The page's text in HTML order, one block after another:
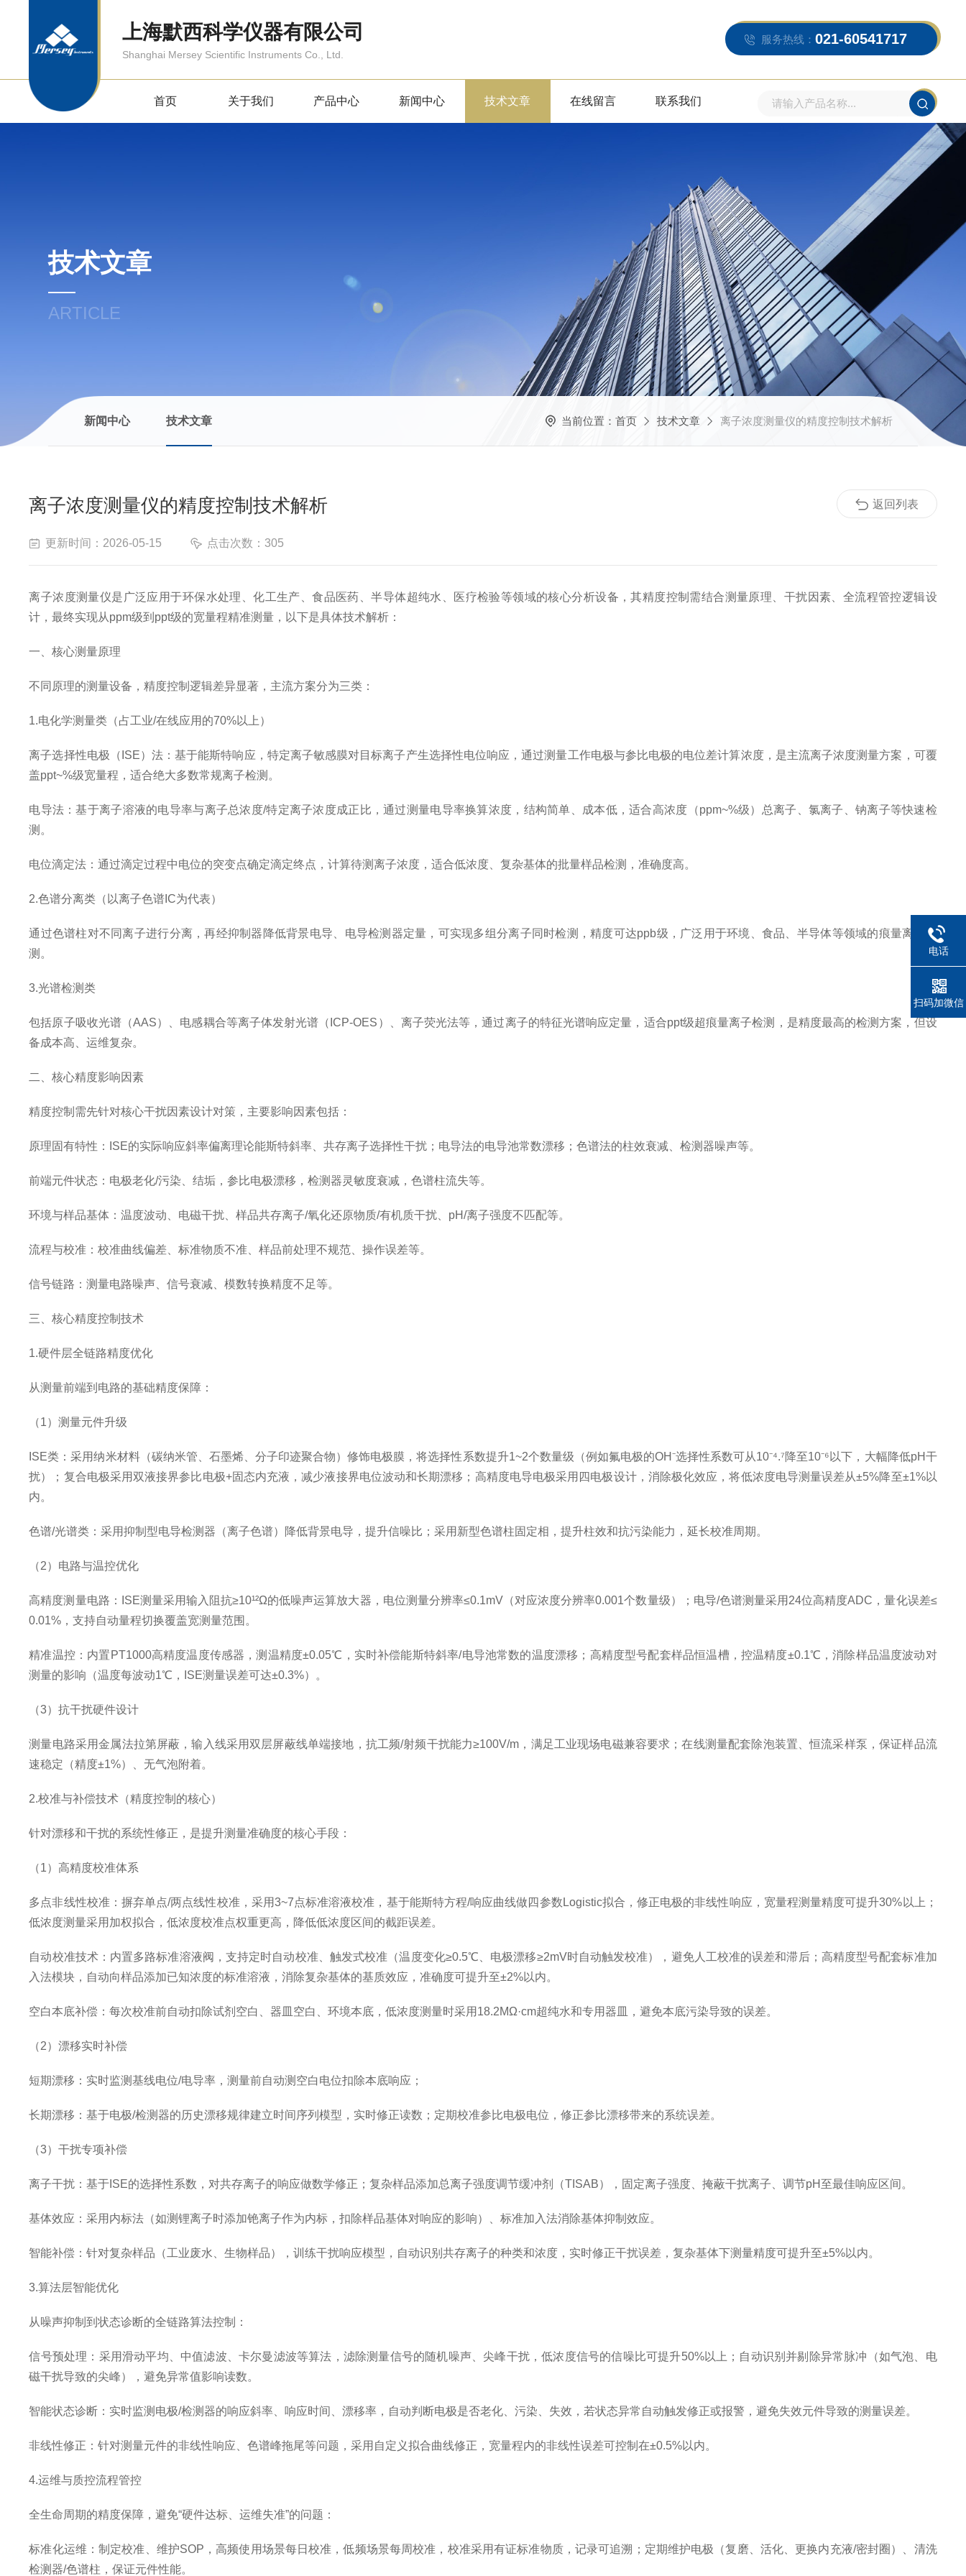
上海默西科学仪器有限公司
Shanghai Mersey Scientific Instruments Co., Ltd.
服务热线： 021-60541717
首页 关于我们 产品中心 新闻中心 技术文章 在线留言 联系我们
技术文章
ARTICLE
新闻中心 技术文章 当前位置： 首页 技术文章 离子浓度测量仪的精度控制技术解析
离子浓度测量仪的精度控制技术解析
更新时间：2026-05-15 点击次数：305
离子浓度测量仪是广泛应用于环保水处理、化工生产、食品医药、半导体超纯水、医疗检验等领域的核心分析设备，其精度控制需结合测量原理、干扰因素、全流程管控逻辑设
计，最终实现从ppm级到ppt级的宽量程精准测量，以下是具体技术解析：
一、核心测量原理
不同原理的测量设备，精度控制逻辑差异显著，主流方案分为三类：
1.电化学测量类（占工业/在线应用的70%以上）
离子选择性电极（ISE）法：基于能斯特响应，特定离子敏感膜对目标离子产生选择性电位响应，通过测量工作电极与参比电极的电位差计算浓度，是主流离子浓度测量方案，可覆
盖ppt~%级宽量程，适合绝大多数常规离子检测。
电导法：基于离子溶液的电导率与离子总浓度/特定离子浓度成正比，通过测量电导率换算浓度，结构简单、成本低，适合高浓度（ppm~%级）总离子、氯离子、钠离子等快速检
测。
电位滴定法：通过滴定过程中电位的突变点确定滴定终点，计算待测离子浓度，适合低浓度、复杂基体的批量样品检测，准确度高。
2.色谱分离类（以离子色谱IC为代表）
通过色谱柱对不同离子进行分离，再经抑制器降低背景电导、电导检测器定量，可实现多组分离子同时检测，精度可达ppb级，广泛用于环境、食品、半导体等领域的痕量离子检
测。
3.光谱检测类
包括原子吸收光谱（AAS）、电感耦合等离子体发射光谱（ICP-OES）、离子荧光法等，通过离子的特征光谱响应定量，适合ppt级超痕量离子检测，是精度最高的检测方案，但设
备成本高、运维复杂。
二、核心精度影响因素
精度控制需先针对核心干扰因素设计对策，主要影响因素包括：
原理固有特性：ISE的实际响应斜率偏离理论能斯特斜率、共存离子选择性干扰；电导法的电导池常数漂移；色谱法的柱效衰减、检测器噪声等。
前端元件状态：电极老化/污染、结垢，参比电极漂移，检测器灵敏度衰减，色谱柱流失等。
环境与样品基体：温度波动、电磁干扰、样品共存离子/氧化还原物质/有机质干扰、pH/离子强度不匹配等。
流程与校准：校准曲线偏差、标准物质不准、样品前处理不规范、操作误差等。
信号链路：测量电路噪声、信号衰减、模数转换精度不足等。
三、核心精度控制技术
1.硬件层全链路精度优化
从测量前端到电路的基础精度保障：
（1）测量元件升级
ISE类：采用纳米材料（碳纳米管、石墨烯、分子印迹聚合物）修饰电极膜，将选择性系数提升1~2个数量级（例如氟电极的OH⁻选择性系数可从10⁻⁴.⁷降至10⁻⁶以下，大幅降低pH干
扰）；复合电极采用双液接界参比电极+固态内充液，减少液接界电位波动和长期漂移；高精度电导电极采用四电极设计，消除极化效应，将低浓度电导测量误差从±5%降至±1%以
内。
色谱/光谱类：采用抑制型电导检测器（离子色谱）降低背景电导，提升信噪比；采用新型色谱柱固定相，提升柱效和抗污染能力，延长校准周期。
（2）电路与温控优化
高精度测量电路：ISE测量采用输入阻抗≥10¹²Ω的低噪声运算放大器，电位测量分辨率≤0.1mV（对应浓度分辨率0.001个数量级）；电导/色谱测量采用24位高精度ADC，量化误差≤
0.01%，支持自动量程切换覆盖宽测量范围。
精准温控：内置PT1000高精度温度传感器，测温精度±0.05℃，实时补偿能斯特斜率/电导池常数的温度漂移；高精度型号配套样品恒温槽，控温精度±0.1℃，消除样品温度波动对
测量的影响（温度每波动1℃，ISE测量误差可达±0.3%）。
（3）抗干扰硬件设计
测量电路采用金属法拉第屏蔽，输入线采用双层屏蔽线单端接地，抗工频/射频干扰能力≥100V/m，满足工业现场电磁兼容要求；在线测量配套除泡装置、恒流采样泵，保证样品流
速稳定（精度±1%）、无气泡附着。
2.校准与补偿技术（精度控制的核心）
针对漂移和干扰的系统性修正，是提升测量准确度的核心手段：
（1）高精度校准体系
多点非线性校准：摒弃单点/两点线性校准，采用3~7点标准溶液校准，基于能斯特方程/响应曲线做四参数Logistic拟合，修正电极的非线性响应，宽量程测量精度可提升30%以上；
低浓度测量采用加权拟合，低浓度校准点权重更高，降低低浓度区间的截距误差。
自动校准技术：内置多路标准溶液阀，支持定时自动校准、触发式校准（温度变化≥0.5℃、电极漂移≥2mV时自动触发校准），避免人工校准的误差和滞后；高精度型号配套标准加
入法模块，自动向样品添加已知浓度的标准溶液，消除复杂基体的基质效应，准确度可提升至±2%以内。
空白本底补偿：每次校准前自动扣除试剂空白、器皿空白、环境本底，低浓度测量时采用18.2MΩ·cm超纯水和专用器皿，避免本底污染导致的误差。
（2）漂移实时补偿
短期漂移：实时监测基线电位/电导率，测量前自动测空白电位扣除本底响应；
长期漂移：基于电极/检测器的历史漂移规律建立时间序列模型，实时修正读数；定期校准参比电极电位，修正参比漂移带来的系统误差。
（3）干扰专项补偿
离子干扰：基于ISE的选择性系数，对共存离子的响应做数学修正；复杂样品添加总离子强度调节缓冲剂（TISAB），固定离子强度、掩蔽干扰离子、调节pH至最佳响应区间。
基体效应：采用内标法（如测锂离子时添加铯离子作为内标，扣除样品基体对响应的影响）、标准加入法消除基体抑制效应。
智能补偿：针对复杂样品（工业废水、生物样品），训练干扰响应模型，自动识别共存离子的种类和浓度，实时修正干扰误差，复杂基体下测量精度可提升至±5%以内。
3.算法层智能优化
从噪声抑制到状态诊断的全链路算法控制：
信号预处理：采用滑动平均、中值滤波、卡尔曼滤波等算法，滤除测量信号的随机噪声、尖峰干扰，低浓度信号的信噪比可提升50%以上；自动识别并剔除异常脉冲（如气泡、电
磁干扰导致的尖峰），避免异常值影响读数。
智能状态诊断：实时监测电极/检测器的响应斜率、响应时间、漂移率，自动判断电极是否老化、污染、失效，若状态异常自动触发修正或报警，避免失效元件导致的测量误差。
非线性修正：针对测量元件的非线性响应、色谱峰拖尾等问题，采用自定义拟合曲线修正，宽量程内的非线性误差可控制在±0.5%以内。
4.运维与质控流程管控
全生命周期的精度保障，避免“硬件达标、运维失准”的问题：
标准化运维：制定校准、维护SOP，高频使用场景每日校准，低频场景每周校准，校准采用有证标准物质，记录可追溯；定期维护电极（复磨、活化、更换内充液/密封圈）、清洗
检测器/色谱柱，保证元件性能。
返回列表
电话
扫码加微信